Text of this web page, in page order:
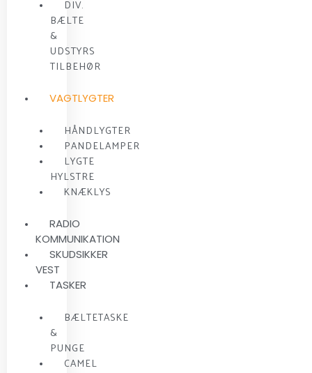
DIV.
BÆLTE
&
UDSTYRS
TILBEHØR
VAGTLYGTER
HÅNDLYGTER
PANDELAMPER
LYGTE
HYLSTRE
KNÆKLYS
RADIO
KOMMUNIKATION
SKUDSIKKER
VEST
TASKER
BÆLTETASKE
&
PUNGE
CAMEL